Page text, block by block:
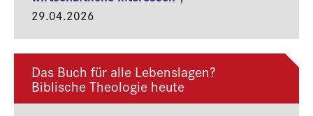
29.04.2026
Das Buch für alle Lebenslagen?
Biblische Theologie heute